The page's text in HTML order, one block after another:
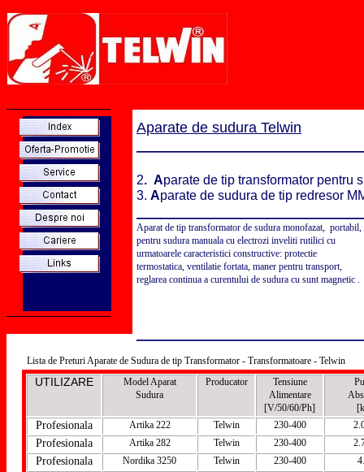
_________________
Aparate de sudura Telwin
2. Aparate de tip transformator pentru
3. Aparate de sudura de tip redresor
Aparat de tip transformator de sudura monofazat, portabil,
pentru sudura manuala cu electrozi inveliti rutilici cu
urmatoarele caracteristici constructive: protectie
termostatica, ventilatie fortata, maner pentru transport,
reglarea continua a curentului de sudura cu sunt magnetic .
Lista de Preturi Aparate de Sudura de tip Transformator - Transformatoare - Telwin
UTILIZARE
Model Aparat
Sudura
Producator
Tensiune
Alimentare
[V/50/60/Ph]
Profesionala Artika 222 Telwin 230-400
Profesionala Artika 282 Telwin 230-400
Profesionala Nordika 3250 Telwin 230-400